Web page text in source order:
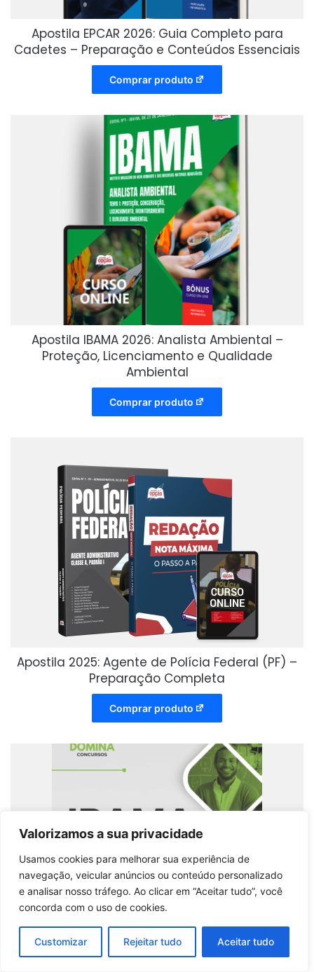
Valorizamos a sua privacidade
Usamos cookies para melhorar sua experiência de
navegação, veicular anúncios ou conteúdo personalizado
e analisar nosso tráfego. Ao clicar em “Aceitar tudo”, você
concorda com o uso de cookies.
Customizar Rejeitar tudo Aceitar tudo
Apostila EPCAR 2026: Guia Completo para
Cadetes – Preparação e Conteúdos Essenciais
Comprar produto
Apostila IBAMA 2026: Analista Ambiental –
Proteção, Licenciamento e Qualidade
Ambiental
Comprar produto
Apostila 2025: Agente de Polícia Federal (PF) –
Preparação Completa
Comprar produto